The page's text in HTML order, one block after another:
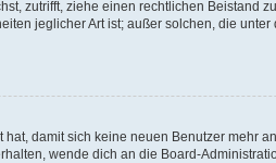
zutrifft, ziehe einen rechtlichen Beistand
jeglicher Art ist; außer solchen, die
damit sich keine neuen Benutzer mehr
wende dich an die Board-